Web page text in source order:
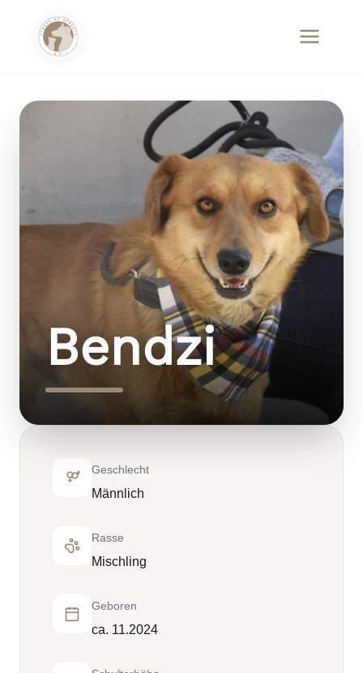
Bendzi
Geschlecht
Männlich
Rasse
Mischling
Geboren
ca. 11.2024